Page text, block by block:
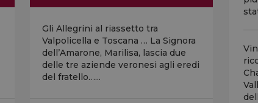
Gli Allegrini al riassetto tra
Valpolicella e Toscana … La Signora
dell’Amarone, Marilisa, lascia due
delle tre aziende veronesi agli eredi
del fratello…...